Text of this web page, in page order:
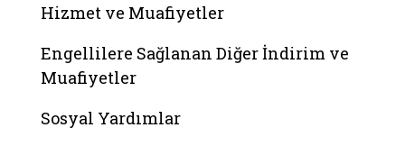
Hizmet ve Muafiyetler
Engellilere Sağlanan Diğer İndirim ve
Muafiyetler
Sosyal Yardımlar